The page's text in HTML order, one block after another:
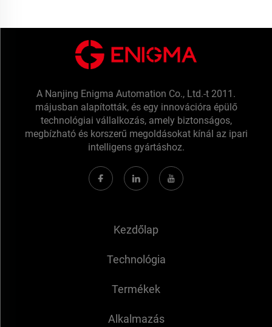
A Nanjing Enigma Automation Co., Ltd.-t 2011.
májusban alapították, és egy innovációra épülő
technológiai vállalkozás, amely biztonságos,
megbízható és korszerű megoldásokat kínál az ipari
intelligens gyártáshoz.
Kezdőlap
Technológia
Termékek
Alkalmazás